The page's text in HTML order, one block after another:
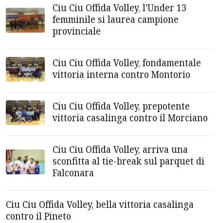
Ciu Ciu Offida Volley, l'Under 13
femminile si laurea campione
provinciale
Ciu Ciu Offida Volley, fondamentale
vittoria interna contro Montorio
Ciu Ciu Offida Volley, prepotente
vittoria casalinga contro il Morciano
Ciu Ciu Offida Volley, arriva una
sconfitta al tie-break sul parquet di
Falconara
Ciu Ciu Offida Volley, bella vittoria casalinga
contro il Pineto